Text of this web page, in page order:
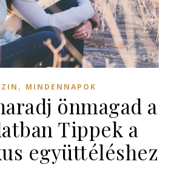
, MINDENNAPOK
önmagad a
Tippek a
együttéléshez